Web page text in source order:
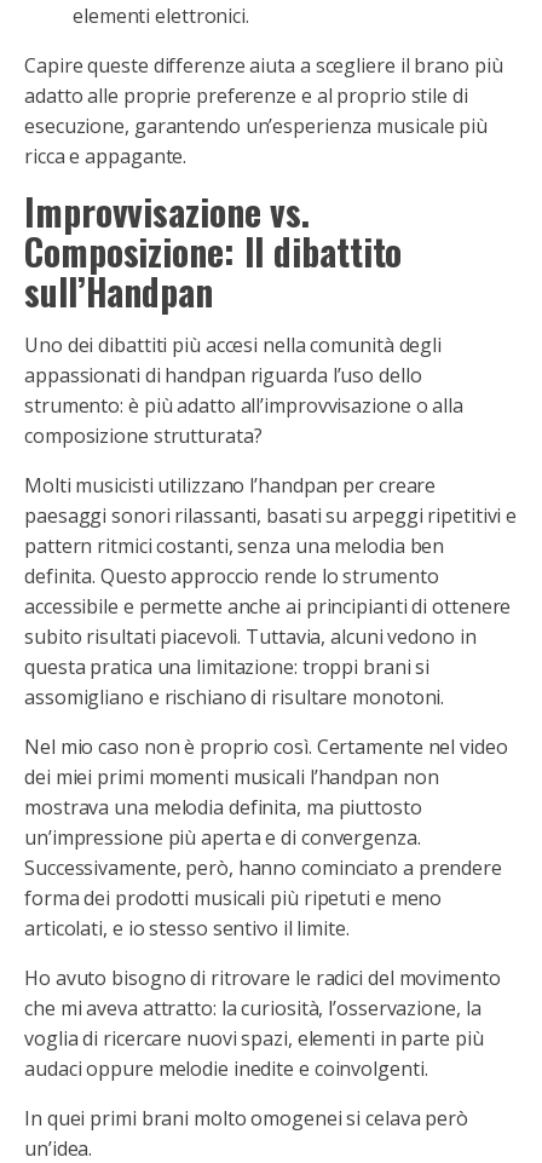
elementi elettronici.
Capire queste differenze aiuta a scegliere il brano più
adatto alle proprie preferenze e al proprio stile di
esecuzione, garantendo un’esperienza musicale più
ricca e appagante.
Improvvisazione vs.
Composizione: Il dibattito
sull’Handpan
Uno dei dibattiti più accesi nella comunità degli
appassionati di handpan riguarda l’uso dello
strumento: è più adatto all’improvvisazione o alla
composizione strutturata?
Molti musicisti utilizzano l’handpan per creare
paesaggi sonori rilassanti, basati su arpeggi ripetitivi e
pattern ritmici costanti, senza una melodia ben
definita. Questo approccio rende lo strumento
accessibile e permette anche ai principianti di ottenere
subito risultati piacevoli. Tuttavia, alcuni vedono in
questa pratica una limitazione: troppi brani si
assomigliano e rischiano di risultare monotoni.
Nel mio caso non è proprio così. Certamente nel video
dei miei primi momenti musicali l’handpan non
mostrava una melodia definita, ma piuttosto
un’impressione più aperta e di convergenza.
Successivamente, però, hanno cominciato a prendere
forma dei prodotti musicali più ripetuti e meno
articolati, e io stesso sentivo il limite.
Ho avuto bisogno di ritrovare le radici del movimento
che mi aveva attratto: la curiosità, l’osservazione, la
voglia di ricercare nuovi spazi, elementi in parte più
audaci oppure melodie inedite e coinvolgenti.
In quei primi brani molto omogenei si celava però
un’idea.